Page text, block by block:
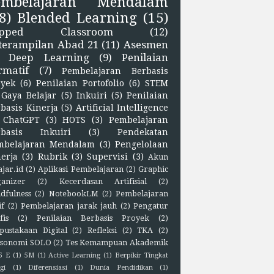
Blended Learning (15)
Classroom
(12)
Abad 21 (11) Asesmen
Deep Learning
(9)
Penilaian
(7)
Pembelajaran Berbasis
(6) Penilaian Portofolio (6) STEM
Gaya Belajar (5) Inkuiri (5) Penilaian
Kinerja (5) Artificial Intelligence
ChatGPT
(3) HOTS (3)
Pembelajaran
Inkuiri
(3)
Pendekatan
Mendalam (3) Pengelolaan
(3) Rubrik (3) Supervisi (3) Akun
(2) Aplikasi Pembelajaran (2) Graphic
(2) Kecerdasan Artifisial
(2)
(2) NotebookLM (2) Pembelajaran
(2) Pembelajaran jarak jauh (2) Pengatur
(2) Penilaian Berbasis Proyek
(2)
Digital (2) Refleksi (2) TKA
(2)
SOLO (2) Tes Kemampuan Akademik
E (1) 5M (1) Active Learning (1) Berpikir Tingkat
(1) Diferensiasi (1) Dunia Pendidikan (1)